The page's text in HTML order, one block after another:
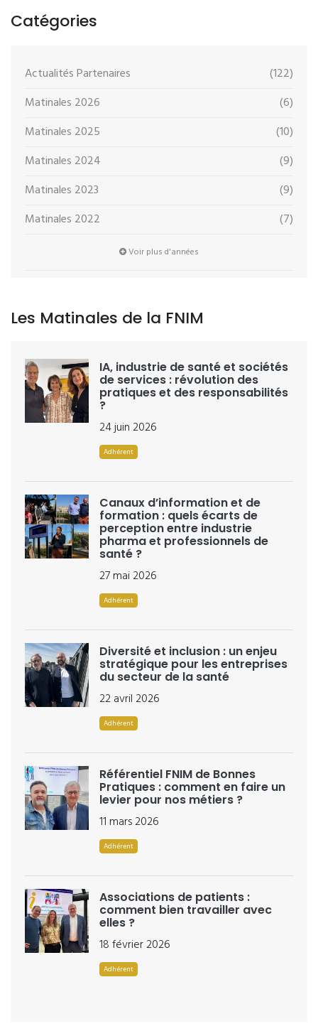
Catégories
Actualités Partenaires
(122)
Matinales 2026
(6)
Matinales 2025
(10)
Matinales 2024
(9)
Matinales 2023
(9)
Matinales 2022
(7)
Voir plus d'années
Les Matinales de la FNIM
IA, industrie de santé et sociétés
de services : révolution des
pratiques et des responsabilités
?
24 juin 2026
Adhérent
Canaux d’information et de
formation : quels écarts de
perception entre industrie
pharma et professionnels de
santé ?
27 mai 2026
Adhérent
Diversité et inclusion : un enjeu
stratégique pour les entreprises
du secteur de la santé
22 avril 2026
Adhérent
Référentiel FNIM de Bonnes
Pratiques : comment en faire un
levier pour nos métiers ?
11 mars 2026
Adhérent
Associations de patients :
comment bien travailler avec
elles ?
18 février 2026
Adhérent